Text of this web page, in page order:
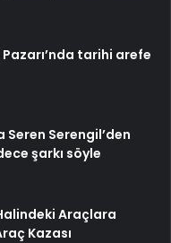
tarihi arefe
Seren Serengil’den
şarkı söyle
Araçlara
Kazası